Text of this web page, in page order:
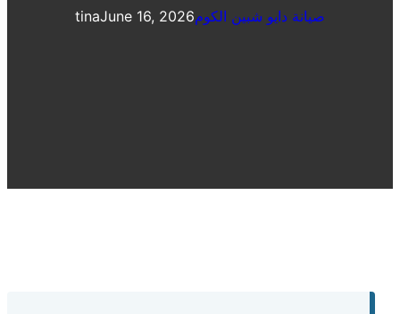
tinaJune 16, 2026صيانة دايو شبين الكوم